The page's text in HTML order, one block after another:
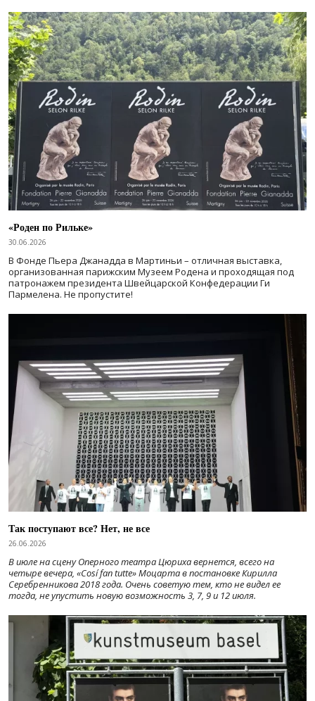
«Роден по Рильке»
30.06.2026
В Фонде Пьера Джанадда в Мартиньи – отличная выставка,
организованная парижским Музеем Родена и проходящая под
патронажем президента Швейцарской Конфедерации Ги
Пармелена. Не пропустите!
Так поступают все? Нет, не все
26.06.2026
В июле на сцену Оперного театра Цюриха вернется, всего на
четыре вечера, «Cosí fan tutte» Моцарта в постановке Кирилла
Серебренникова 2018 года. Очень советую тем, кто не видел ее
тогда, не упустить новую возможность 3, 7, 9 и 12 июля.